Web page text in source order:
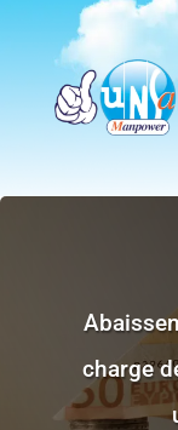
charge